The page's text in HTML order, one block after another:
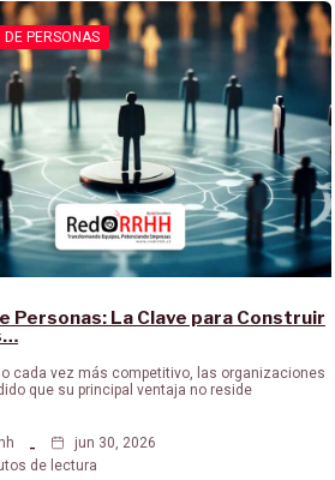
DE PERSONAS
Personas: La Clave para Construir
cada vez más competitivo, las organizaciones
que su principal ventaja no reside
jun 30, 2026
de lectura